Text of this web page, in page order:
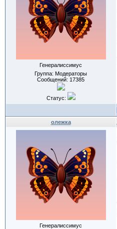
Генералиссимус
Группа: Модераторы
Сообщений: 17385
Статус:
олежка
Генералиссимус